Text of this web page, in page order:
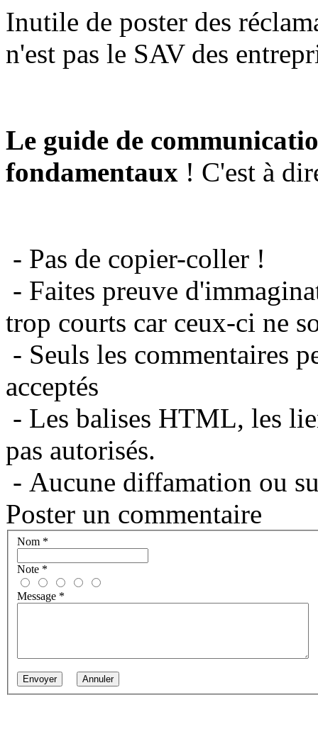
Inutile de poster des
n'est pas le SAV des
Le guide de
fondamentaux ! C'est à
- Pas de copier-coller !
- Faites preuve
trop courts car ceux-ci ne
- Seuls les commentaires
acceptés
- Les balises HTML, les
pas autorisés.
- Aucune diffamation ou
Poster un commentaire
Nom *
Note *
Message *